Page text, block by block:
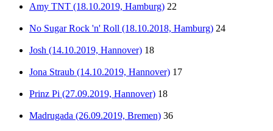
Amy TNT (18.10.2019, Hamburg) 22
No Sugar Rock 'n' Roll (18.10.2018, Hamburg) 24
Josh (14.10.2019, Hannover) 18
Jona Straub (14.10.2019, Hannover) 17
Prinz Pi (27.09.2019, Hannover) 18
Madrugada (26.09.2019, Bremen) 36